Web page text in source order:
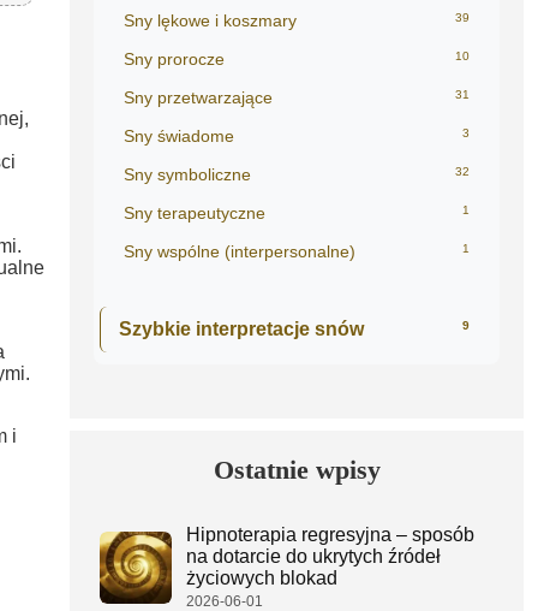
i
Sny lękowe i koszmary 39
Sny prorocze 10
Sny przetwarzające 31
Sny świadome 3
Sny symboliczne 32
Sny terapeutyczne 1
Sny wspólne (interpersonalne) 1
Szybkie interpretacje snów 9
Ostatnie wpisy
Hipnoterapia regresyjna – sposób
na dotarcie do ukrytych źródeł
życiowych blokad
2026-06-01